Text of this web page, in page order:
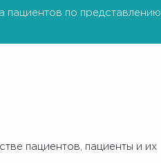
по представлению
пациентов, пациенты и их